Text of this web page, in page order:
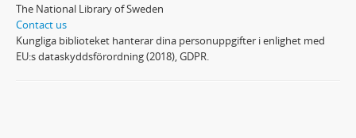
The National Library of Sweden
Contact us
Kungliga biblioteket hanterar dina personuppgifter i enlighet med
EU:s dataskyddsförordning (2018), GDPR.